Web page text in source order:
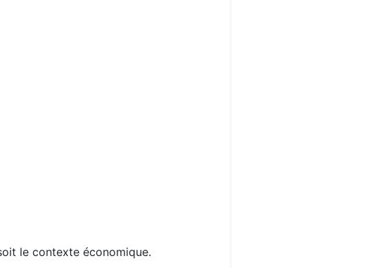
le contexte économique.